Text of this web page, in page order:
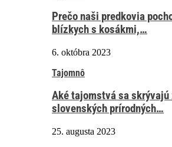
Prečo naši predkovia
blízkych s kosákmi,…
6. októbra 2023
Tajomnô
Aké tajomstvá sa skrývajú
slovenských prírodných…
25. augusta 2023